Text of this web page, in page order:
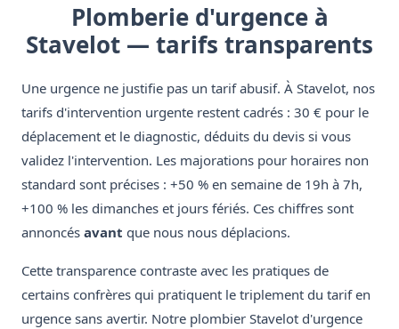
Plomberie d'urgence à
Stavelot — tarifs transparents
Une urgence ne justifie pas un tarif abusif. À Stavelot, nos
tarifs d'intervention urgente restent cadrés : 30 € pour le
déplacement et le diagnostic, déduits du devis si vous
validez l'intervention. Les majorations pour horaires non
standard sont précises : +50 % en semaine de 19h à 7h,
+100 % les dimanches et jours fériés. Ces chiffres sont
annoncés avant que nous nous déplacions.
Cette transparence contraste avec les pratiques de
certains confrères qui pratiquent le triplement du tarif en
urgence sans avertir. Notre plombier Stavelot d'urgence